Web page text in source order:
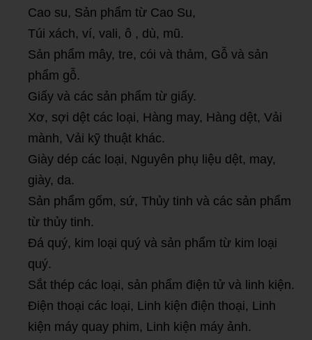
Cao su, Sản phẩm từ Cao Su,
Túi xách, ví, vali, ô , dù, mũ.
Sản phẩm mây, tre, cói và thảm, Gỗ và sản
phẩm gỗ.
Giấy và các sản phẩm từ giấy.
Xơ, sợi dệt các loại, Hàng may, Hàng dệt, Vải
mành, Vải kỹ thuật khác.
Giày dép các loại, Nguyên phụ liệu dệt, may,
giày, da.
Sản phẩm gốm, sứ, Thủy tinh và các sản phẩm
từ thủy tinh.
Đá quý, kim loại quý và sản phẩm từ kim loại
quý.
Sắt thép các loại, sản phẩm điện tử và linh kiện.
Điện thoại các loại, Linh kiện điện thoại, Linh
kiện máy quay phim, Linh kiện máy ảnh.